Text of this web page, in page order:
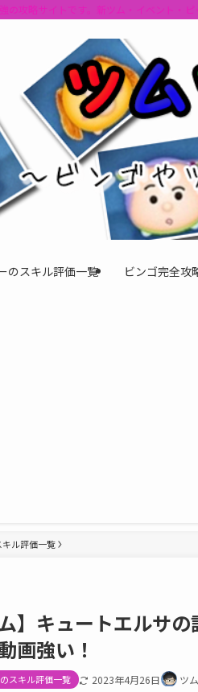
の攻略サイトです。新ツム・イベント・
のスキル評価一覧 ビンゴ完全攻
ル評価一覧
ム】キュートエルサ
画強い！
スキル評価一覧 2023年4月26日 ツ